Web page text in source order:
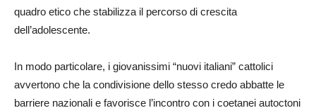
quadro etico che stabilizza il percorso di crescita
dell’adolescente.
In modo particolare, i giovanissimi “nuovi italiani” cattolici
avvertono che la condivisione dello stesso credo abbatte le
barriere nazionali e favorisce l’incontro con i coetanei autoctoni